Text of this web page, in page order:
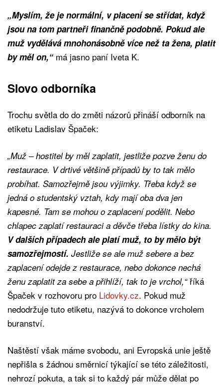
„Myslím, že je normální, v placení se střídat, když
jsou na tom partneři finančně podobně. Pokud ale
muž vydělává mnohonásobně více než ta žena, platit
by měl on,“ má jasno paní Iveta K.
Slovo odborníka
Trochu světla do do změti názorů přináší odborník na
etiketu Ladislav Špaček:
„Muž – hostitel by měl zaplatit, jestliže pozve ženu do
restaurace. V drtivé většině případů by to tak mělo
probíhat. Samozřejmě jsou výjimky. Třeba když se
jedná o studentský vztah, kdy mají oba dva jen
kapesné. Tam se mohou o zaplacení podělit. Nebo
chlapec zaplatí restauraci a děvče třeba lístky do kina.
V dalších případech ale platí muž, to by mělo být
samozřejmostí. Jestliže se ale muž sebere a bez
zaplacení odejde z restaurace, nebo dokonce nechá
ženu zaplatit za sebe a přihlíží, tak to je vrchol,“říká
Špaček v rozhovoru pro Lidovky.cz. Pokud muž
nedodržuje tuto etiketu, nazývá to dokonce vrcholem
buranství.
Naštěstí však máme svobodu, ani Evropská unie ještě
nepřišla s žádnou směrnicí týkající se této záležitosti,
nehrozí pokuta, a tak si to každý pár může dělat po